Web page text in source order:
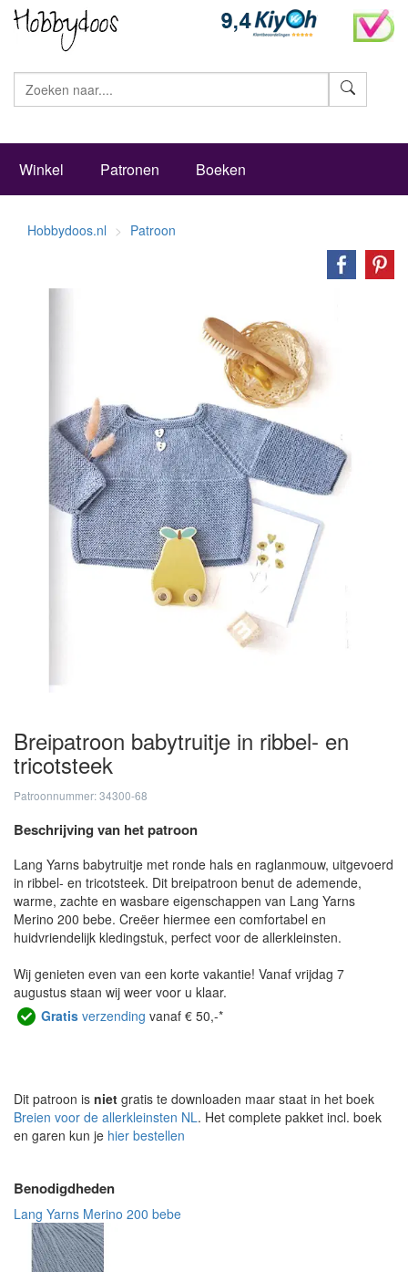
Winkel Patronen Boeken
Hobbydoos.nl Patroon
Breipatroon babytruitje in ribbel- en
tricotsteek
Patroonnummer: 34300-68
Beschrijving van het patroon
Lang Yarns babytruitje met ronde hals en raglanmouw, uitgevoerd
in ribbel- en tricotsteek. Dit breipatroon benut de ademende,
warme, zachte en wasbare eigenschappen van Lang Yarns
Merino 200 bebe. Creëer hiermee een comfortabel en
huidvriendelijk kledingstuk, perfect voor de allerkleinsten.
Wij genieten even van een korte vakantie! Vanaf vrijdag 7
augustus staan wij weer voor u klaar.
Gratis verzending vanaf € 50,-*
Dit patroon is niet gratis te downloaden maar staat in het boek
Breien voor de allerkleinsten NL. Het complete pakket incl. boek
en garen kun je hier bestellen
Benodigdheden
Lang Yarns Merino 200 bebe